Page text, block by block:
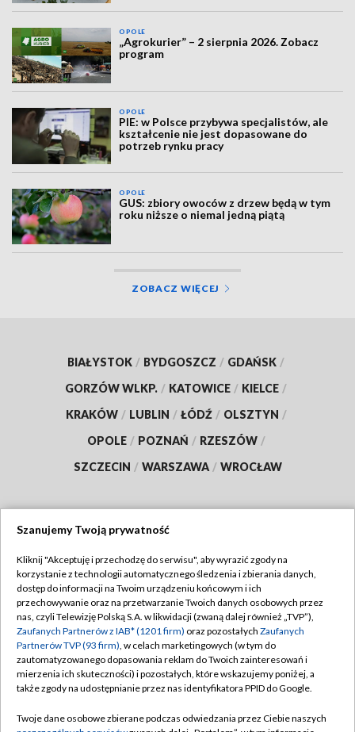
OPOLE
„Agrokurier” – 2 sierpnia 2026. Zobacz
program
OPOLE
PIE: w Polsce przybywa specjalistów, ale
kształcenie nie jest dopasowane do
potrzeb rynku pracy
OPOLE
GUS: zbiory owoców z drzew będą w tym
roku niższe o niemal jedną piątą
ZOBACZ WIĘCEJ
BIAŁYSTOK / BYDGOSZCZ / GDAŃSK /
GORZÓW WLKP. / KATOWICE / KIELCE /
KRAKÓW / LUBLIN / ŁÓDŹ / OLSZTYN /
OPOLE / POZNAŃ / RZESZÓW /
SZCZECIN / WARSZAWA / WROCŁAW
TVP
Abonament TVP
Emisja w TVP
Centrum informacji TVP
Naziemna Telewizja Cyfrowa
Regulamin TVP
Polityka prywatności
Moje zgody
Pomoc
Szanujemy Twoją prywatność
Kliknij "Akceptuję i przechodzę do serwisu", aby wyrazić zgody na
korzystanie z technologii automatycznego śledzenia i zbierania danych,
dostęp do informacji na Twoim urządzeniu końcowym i ich
przechowywanie oraz na przetwarzanie Twoich danych osobowych przez
nas, czyli Telewizję Polską S.A. w likwidacji (zwaną dalej również „TVP”),
Zaufanych Partnerów z IAB* (1201 firm) oraz pozostałych Zaufanych
Partnerów TVP (93 firm), w celach marketingowych (w tym do
zautomatyzowanego dopasowania reklam do Twoich zainteresowań i
mierzenia ich skuteczności) i pozostałych, które wskazujemy poniżej, a
także zgody na udostępnianie przez nas identyfikatora PPID do Google.
Twoje dane osobowe zbierane podczas odwiedzania przez Ciebie naszych